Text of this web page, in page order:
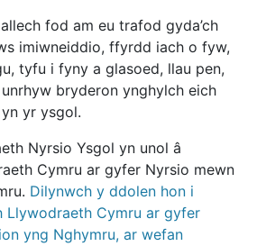
fod am eu trafod gyda’ch
imiwneiddio, ffyrdd iach o fyw,
tyfu i fyny a glasoed, llau pen,
bryderon ynghylch eich
yr ysgol.
Nyrsio Ysgol yn unol â
Cymru ar gyfer Nyrsio mewn
Dilynwch y ddolen hon i
Llywodraeth Cymru ar gyfer
yng Nghymru, ar wefan